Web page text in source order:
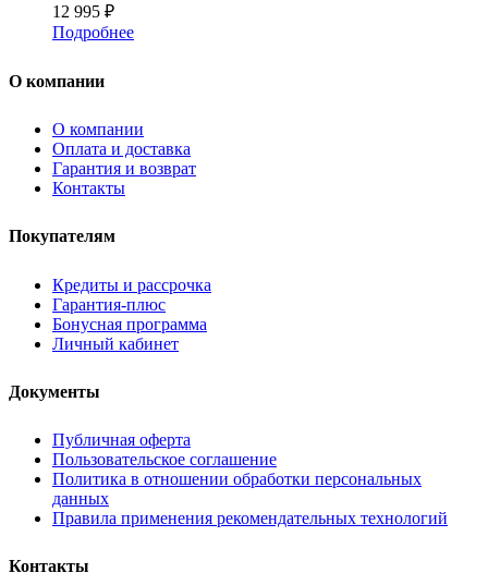
12 995 ₽
Подробнее
О компании
О компании
Оплата и доставка
Гарантия и возврат
Контакты
Покупателям
Кредиты и рассрочка
Гарантия-плюс
Бонусная программа
Личный кабинет
Документы
Публичная оферта
Пользовательское соглашение
Политика в отношении обработки персональных
данных
Правила применения рекомендательных технологий
Контакты